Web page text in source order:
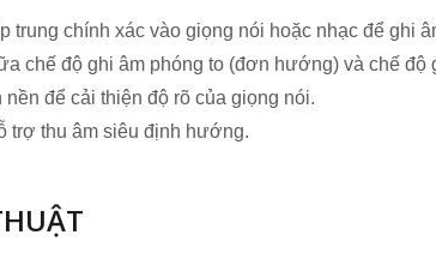
trung chính xác vào giọng nói hoặc nhạc để ghi
chế độ ghi âm phóng to (đơn hướng) và chế độ
để cải thiện độ rõ của giọng nói.
trợ thu âm siêu định hướng.